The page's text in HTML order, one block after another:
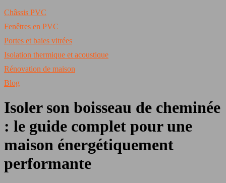
Châssis PVC
Fenêtres en PVC
Portes et baies vitrées
Isolation thermique et acoustique
Rénovation de maison
Blog
Isoler son boisseau de cheminée
: le guide complet pour une
maison énergétiquement
performante